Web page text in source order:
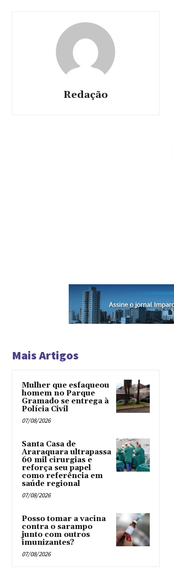
Redação
Mais Artigos
Mulher que esfaqueou
homem no Parque
Gramado se entrega à
Polícia Civil
07/08/2026
Santa Casa de
Araraquara ultrapassa
60 mil cirurgias e
reforça seu papel
como referência em
saúde regional
07/08/2026
Posso tomar a vacina
contra o sarampo
junto com outros
imunizantes?
07/08/2026